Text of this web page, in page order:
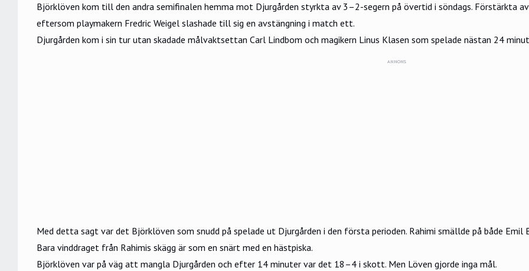
Björklöven kom till den andra semifinalen hemma mot Djurgården styrkta av 3–2-segern på övertid i söndags. Förstärkta
eftersom playmakern Fredric Weigel slashade till sig en avstängning i match ett.
Djurgården kom i sin tur utan skadade målvaktsettan Carl Lindbom och magikern Linus Klasen som spelade nästan 24
ANNONS
Med detta sagt var det Björklöven som snudd på spelade ut Djurgården i den första perioden. Rahimi smällde på både
Bara vinddraget från Rahimis skägg är som en snärt med en hästpiska.
Björklöven var på väg att mangla Djurgården och efter 14 minuter var det 18–4 i skott. Men Löven gjorde inga mål.